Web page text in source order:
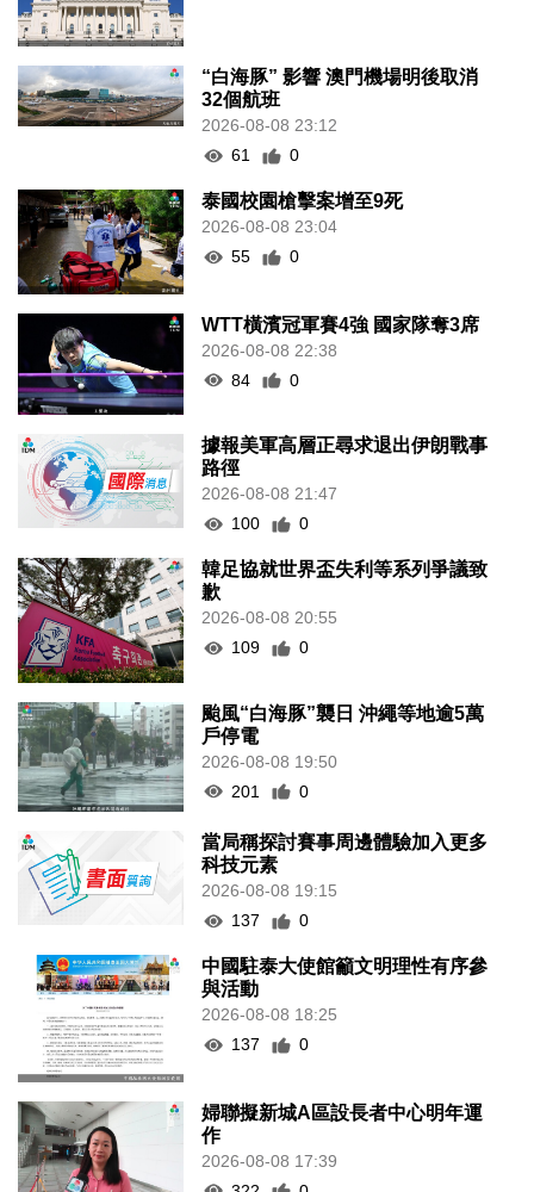
“白海豚” 影響 澳門機場明後取消
32個航班
2026-08-08 23:12
61
0
泰國校園槍擊案增至9死
2026-08-08 23:04
55
0
WTT橫濱冠軍賽4強 國家隊奪3席
2026-08-08 22:38
84
0
據報美軍高層正尋求退出伊朗戰事
路徑
2026-08-08 21:47
100
0
韓足協就世界盃失利等系列爭議致
歉
2026-08-08 20:55
109
0
颱風“白海豚”襲日 沖繩等地逾5萬
戶停電
2026-08-08 19:50
201
0
當局稱探討賽事周邊體驗加入更多
科技元素
2026-08-08 19:15
137
0
中國駐泰大使館籲文明理性有序參
與活動
2026-08-08 18:25
137
0
婦聯擬新城A區設長者中心明年運
作
2026-08-08 17:39